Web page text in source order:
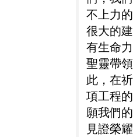
不上力
很大的
有生命
聖靈帶
此，在
項工程
願我們
見證榮